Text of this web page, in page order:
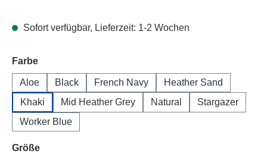
Sofort verfügbar, Lieferzeit: 1-2 Wochen
Farbeauswählen
Aloe Black French Navy
Heather Sand
Khaki
Mid Heather Grey Natural
Stargazer
Worker Blue
Größeauswählen